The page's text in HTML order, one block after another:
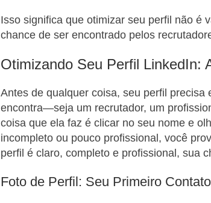
Isso significa que otimizar seu perfil não é
chance de ser encontrado pelos
Otimizando Seu Perfil LinkedIn:
Antes de qualquer coisa, seu perfil
encontra—seja um recrutador, um
coisa que ela faz é clicar no seu nome e
incompleto ou pouco profissional, você
perfil é claro, completo e profissional, sua
Foto de Perfil: Seu Primeiro Contato